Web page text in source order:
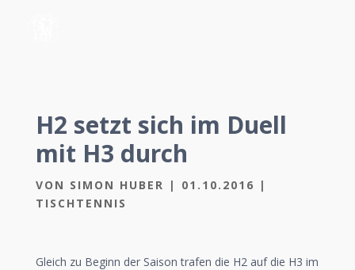
H2 setzt sich im Duell
mit H3 durch
VON SIMON HUBER | 01.10.2016 |
TISCHTENNIS
Gleich zu Beginn der Saison trafen die H2 auf die H3 im